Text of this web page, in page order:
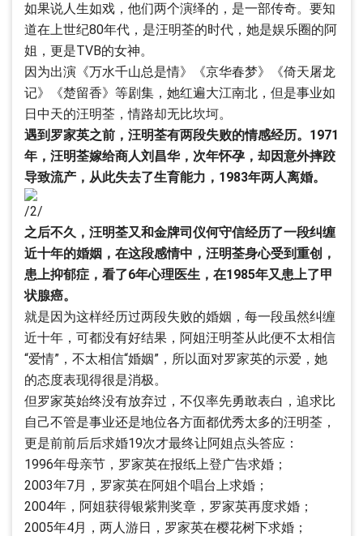
如果说人生如戏，他们两个演绎的，是一部传奇。要知
道在上世纪80年代，是汪明荃的时代，她是娱乐圈的阿
姐，更是TVB的女神。
因为出演《万水千山总是情》《京华春梦》《倚天屠龙
记》《楚留香》等剧集，她红遍大江南北，但是事业如
日中天的汪明荃，情路却无比坎坷。
遇到罗家英之前，汪明荃有两段失败的情感经历。1971
年，汪明荃嫁给商人刘昌华，次年怀孕，却因意外摔跤
导致流产，从此失去了生育能力，1983年两人离婚。
/2/
之后不久，汪明荃又和金牌司仪何守信经历了一段纠缠
近十年的婚姻，在这段感情中，汪明荃身心受到重创，
患上抑郁症，看了6年心理医生，在1985年又患上了甲
状腺癌。
就是因为这样经历过两段失败的婚姻，每一段虽然纠缠
近十年，可都没有好结果，阿姐汪明荃从此便不太相信
“爱情”，不太相信“婚姻”，所以面对罗家英的示爱，她
的态度表现得很是消极。
但罗家英始终没有放弃过，不仅率先勇敢表白，追求比
自己不管是事业还是地位各方面都优秀太多的汪明荃，
更是前前后后求婚19次才最终让阿姐点头答应：
1996年母亲节，罗家英在报纸上登广告求婚；
2003年7月，罗家英在阿姐个唱台上求婚；
2004年，阿姐获得银紫荆奖章，罗家英再度求婚；
2005年4月，两人游日，罗家英在樱花树下求婚；